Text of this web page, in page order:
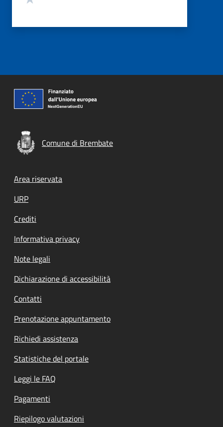
Comune di Brembate
Footer menu
Area riservata
URP
Crediti
Informativa privacy
Note legali
Dichiarazione di accessibilità
Contatti
Prenotazione appuntamento
Richiedi assistenza
Statistiche del portale
Leggi le FAQ
Pagamenti
Riepilogo valutazioni